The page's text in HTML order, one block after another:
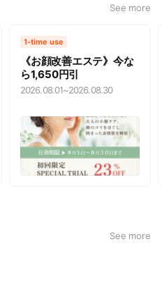
See more
1-time use
《お顔改善エステ》今な
ら1,650円引
2026.08.01~2026.08.30
See more